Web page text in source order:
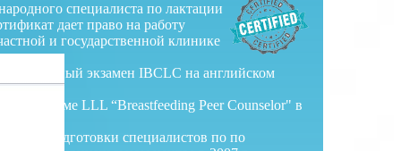
специалиста по лактации
дает право на работу
и государственной клинике
экзамен IBCLC на английском
программе LLL “Breastfeeding Peer Counselor" в
курсы подготовки специалистов по по